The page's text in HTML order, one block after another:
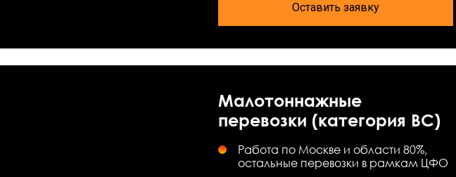
Работа по Москве и области 80%,
остальные перевозки в рамкам ЦФО
Малотоннажные
перевозки (категория ВС)
Оставить заявку